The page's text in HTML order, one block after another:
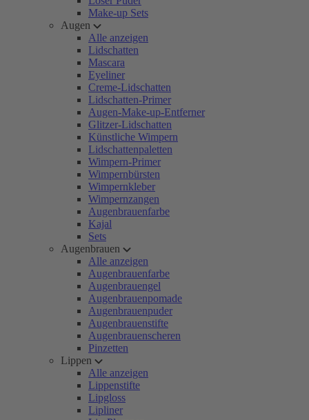
Make-up Sets
Augen
Alle anzeigen
Lidschatten
Mascara
Eyeliner
Creme-Lidschatten
Lidschatten-Primer
Augen-Make-up-Entferner
Glitzer-Lidschatten
Künstliche Wimpern
Lidschattenpaletten
Wimpern-Primer
Wimpernbürsten
Wimpernkleber
Wimpernzangen
Augenbrauenfarbe
Kajal
Sets
Augenbrauen
Alle anzeigen
Augenbrauenfarbe
Augenbrauengel
Augenbrauenpomade
Augenbrauenpuder
Augenbrauenstifte
Augenbrauenscheren
Pinzetten
Lippen
Alle anzeigen
Lippenstifte
Lipgloss
Lipliner